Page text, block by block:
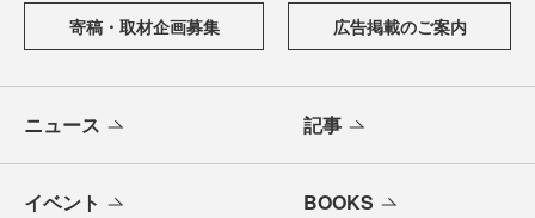
寄稿・取材企画募集 広告掲載のご案内
ニュース 記事
イベント BOOKS